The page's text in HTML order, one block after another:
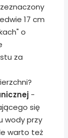
17 cm
o
za
-
się
wody przy
warto też